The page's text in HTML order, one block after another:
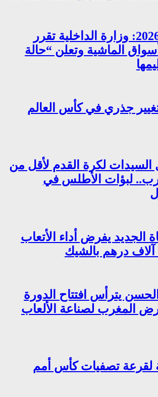
عيد الأضحى 2026: وزارة الداخلية تقرر
الماشية وتعلن “حالة
جذري في كأس العالم
السيدات لكرة القدم لأقل من
لبؤات الأطلس في
الجديد يفرض أداء الأتعاب
الحسن يترأس افتتاح الدورة
المغرب لصناعة الألعاب
لقرعة تصفيات كأس أمم